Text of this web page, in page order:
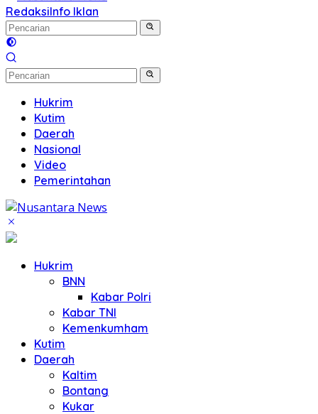
RedaksiInfo Iklan
Hukrim
Kutim
Daerah
Nasional
Video
Pemerintahan
Hukrim
BNN
Kabar Polri
Kabar TNI
Kemenkumham
Kutim
Daerah
Kaltim
Bontang
Kukar